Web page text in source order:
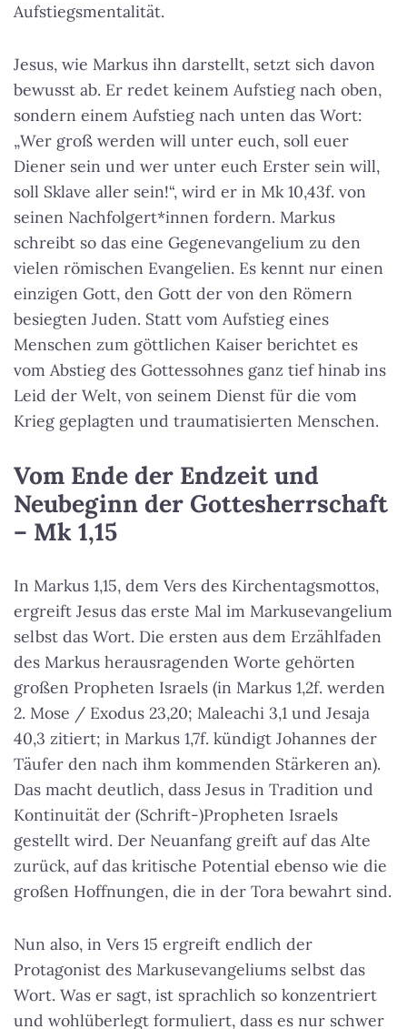
Aufstiegsmentalität.
Jesus, wie Markus ihn darstellt, setzt sich davon
bewusst ab. Er redet keinem Aufstieg nach oben,
sondern einem Aufstieg nach unten das Wort:
„Wer groß werden will unter euch, soll euer
Diener sein und wer unter euch Erster sein will,
soll Sklave aller sein!“, wird er in Mk 10,43f. von
seinen Nachfolgert*innen fordern. Markus
schreibt so das eine Gegenevangelium zu den
vielen römischen Evangelien. Es kennt nur einen
einzigen Gott, den Gott der von den Römern
besiegten Juden. Statt vom Aufstieg eines
Menschen zum göttlichen Kaiser berichtet es
vom Abstieg des Gottessohnes ganz tief hinab ins
Leid der Welt, von seinem Dienst für die vom
Krieg geplagten und traumatisierten Menschen.
Vom Ende der Endzeit und
Neubeginn der Gottesherrschaft
– Mk 1,15
In Markus 1,15, dem Vers des Kirchentagsmottos,
ergreift Jesus das erste Mal im Markusevangelium
selbst das Wort. Die ersten aus dem Erzählfaden
des Markus herausragenden Worte gehörten
großen Propheten Israels (in Markus 1,2f. werden
2. Mose / Exodus 23,20; Maleachi 3,1 und Jesaja
40,3 zitiert; in Markus 1,7f. kündigt Johannes der
Täufer den nach ihm kommenden Stärkeren an).
Das macht deutlich, dass Jesus in Tradition und
Kontinuität der (Schrift-)Propheten Israels
gestellt wird. Der Neuanfang greift auf das Alte
zurück, auf das kritische Potential ebenso wie die
großen Hoffnungen, die in der Tora bewahrt sind.
Nun also, in Vers 15 ergreift endlich der
Protagonist des Markusevangeliums selbst das
Wort. Was er sagt, ist sprachlich so konzentriert
und wohlüberlegt formuliert, dass es nur schwer